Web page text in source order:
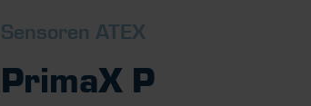
Sensoren ATEX
PrimaX P